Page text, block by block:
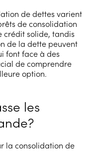
de dettes varient
de consolidation
crédit solide, tandis
de la dette peuvent
font face à des
de comprendre
option.
les
la consolidation de